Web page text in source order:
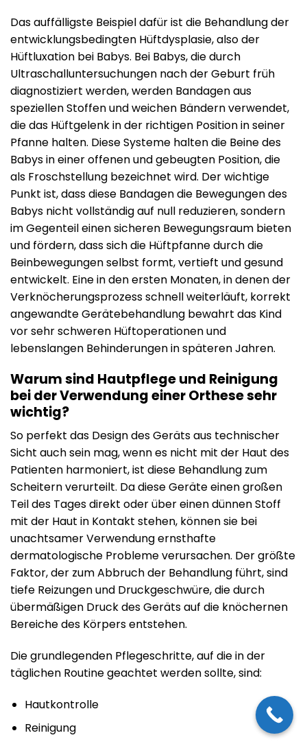
Das auffälligste Beispiel dafür ist die Behandlung der
entwicklungsbedingten Hüftdysplasie, also der
Hüftluxation bei Babys. Bei Babys, die durch
Ultraschalluntersuchungen nach der Geburt früh
diagnostiziert werden, werden Bandagen aus
speziellen Stoffen und weichen Bändern verwendet,
die das Hüftgelenk in der richtigen Position in seiner
Pfanne halten. Diese Systeme halten die Beine des
Babys in einer offenen und gebeugten Position, die
als Froschstellung bezeichnet wird. Der wichtige
Punkt ist, dass diese Bandagen die Bewegungen des
Babys nicht vollständig auf null reduzieren, sondern
im Gegenteil einen sicheren Bewegungsraum bieten
und fördern, dass sich die Hüftpfanne durch die
Beinbewegungen selbst formt, vertieft und gesund
entwickelt. Eine in den ersten Monaten, in denen der
Verknöcherungsprozess schnell weiterläuft, korrekt
angewandte Gerätebehandlung bewahrt das Kind
vor sehr schweren Hüftoperationen und
lebenslangen Behinderungen in späteren Jahren.
Warum sind Hautpflege und Reinigung
bei der Verwendung einer Orthese sehr
wichtig?
So perfekt das Design des Geräts aus technischer
Sicht auch sein mag, wenn es nicht mit der Haut des
Patienten harmoniert, ist diese Behandlung zum
Scheitern verurteilt. Da diese Geräte einen großen
Teil des Tages direkt oder über einen dünnen Stoff
mit der Haut in Kontakt stehen, können sie bei
unachtsamer Verwendung ernsthafte
dermatologische Probleme verursachen. Der größte
Faktor, der zum Abbruch der Behandlung führt, sind
tiefe Reizungen und Druckgeschwüre, die durch
übermäßigen Druck des Geräts auf die knöchernen
Bereiche des Körpers entstehen.
Die grundlegenden Pflegeschritte, auf die in der
täglichen Routine geachtet werden sollte, sind:
Hautkontrolle
Reinigung